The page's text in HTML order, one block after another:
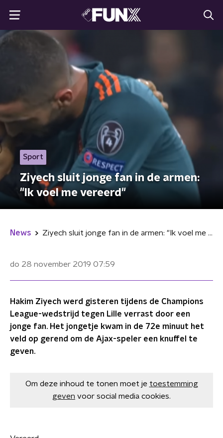
Sport
Ziyech sluit jonge fan in de armen:
"Ik voel me vereerd"
News Ziyech sluit jonge fan in de armen: "Ik voel me vereerd"
do 28 november 2019 07:59
Hakim Ziyech werd gisteren tijdens de Champions
League-wedstrijd tegen Lille verrast door een
jonge fan. Het jongetje kwam in de 72e minuut het
veld op gerend om de Ajax-speler een knuffel te
geven.
Om deze inhoud te tonen moet je toestemming
geven voor social media cookies.